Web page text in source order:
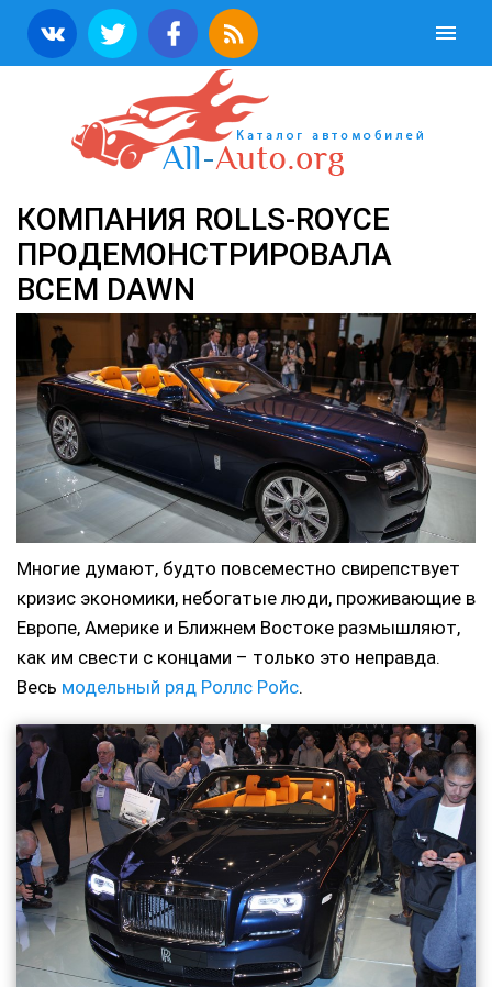
КОМПАНИЯ ROLLS-ROYCE
ПРОДЕМОНСТРИРОВАЛА
ВСЕМ DAWN
Многие думают, будто повсеместно свирепствует
кризис экономики, небогатые люди, проживающие в
Европе, Америке и Ближнем Востоке размышляют,
как им свести с концами – только это неправда.
Весь модельный ряд Роллс Ройс.